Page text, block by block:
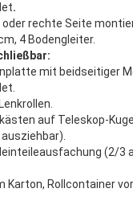
.
oder rechte Seite
4 Bodengleiter.
mit beidseitiger
auf Teleskop-
(2/3
Karton, Rollcontainer